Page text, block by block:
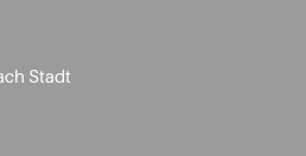
Stadt